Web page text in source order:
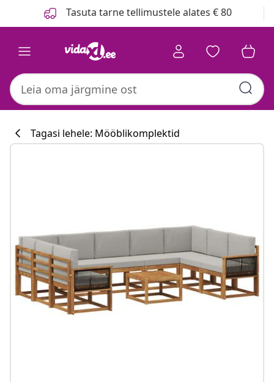
Tasuta tarne tellimustele alates € 80
#sharemevidaxl
Tagasi lehele: Mööblikomplektid